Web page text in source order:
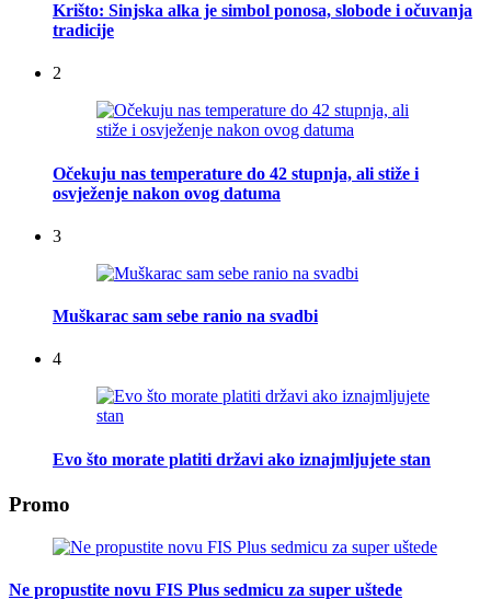
Krišto: Sinjska alka je simbol ponosa, slobode i očuvanja
tradicije
2
Očekuju nas temperature do 42 stupnja, ali stiže i
osvježenje nakon ovog datuma
3
Muškarac sam sebe ranio na svadbi
4
Evo što morate platiti državi ako iznajmljujete stan
Promo
Ne propustite novu FIS Plus sedmicu za super uštede